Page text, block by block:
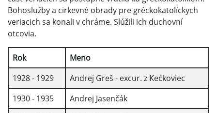
Bohoslužby a cirkevné obrady pre gréckokatolíckych
veriacich sa konali v chráme. Slúžili ich duchovní
otcovia.
Rok
Meno
1928 - 1929
Andrej Greš - excur. z Kečkoviec
1930 - 1935
Andrej Jasenčák